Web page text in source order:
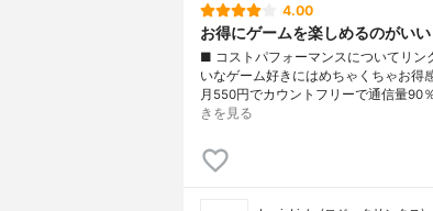
4.00
お得にゲームを楽しめるのがいい
■ コストパフォーマンスについてリン
いなゲーム好きにはめちゃくちゃお得
月550円でカウントフリーで通信量90
きを見る